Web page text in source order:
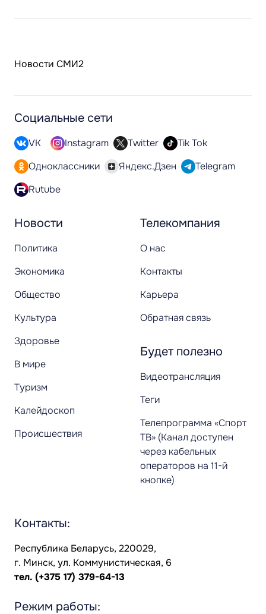
Новости СМИ2
Новости
Политика
Экономика
Общество
Культура
Здоровье
В мире
Туризм
Калейдоскоп
Происшествия
Телекомпания
О нас
Контакты
Карьера
Обратная связь
Будет полезно
Видеотрансляция
Теги
Телепрограмма «Спорт
ТВ» (Канал доступен
через кабельных
операторов на 11-й
кнопке)
Социальные сети
VK Instagram Twitter
Tik Tok
Одноклассники
Яндекс.Дзен
Telegram
Rutube
Контакты:
Республика Беларусь, 220029,
г. Минск, ул. Коммунистическая, 6
тел. (+375 17) 379-64-13
Режим работы: